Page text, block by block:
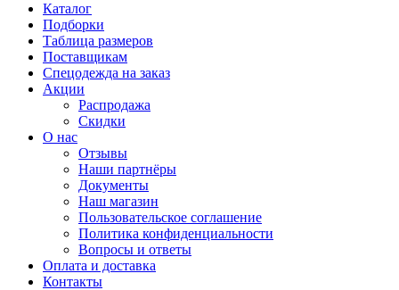
Каталог
Подборки
Таблица размеров
Поставщикам
Спецодежда на заказ
Акции
Распродажа
Скидки
О нас
Отзывы
Наши партнёры
Документы
Наш магазин
Пользовательское соглашение
Политика конфиденциальности
Вопросы и ответы
Оплата и доставка
Контакты